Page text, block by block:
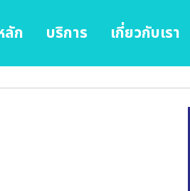
ลัก บริการ เกี่ยวกับเรา